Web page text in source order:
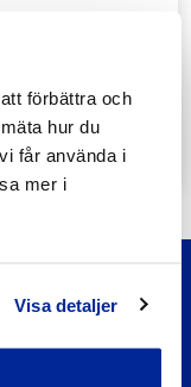
förbättra och
hur du
får använda i
mer i
Visa detaljer
Office)